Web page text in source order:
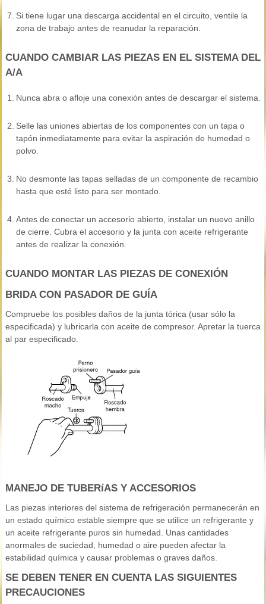
7. Si tiene lugar una descarga accidental en el circuito, ventile la
zona de trabajo antes de reanudar la reparación.
CUANDO CAMBIAR LAS PIEZAS EN EL SISTEMA DEL
A/A
1. Nunca abra o afloje una conexión antes de descargar el sistema.
2. Selle las uniones abiertas de los componentes con un tapa o
tapón inmediatamente para evitar la aspiración de humedad o
polvo.
3. No desmonte las tapas selladas de un componente de recambio
hasta que esté listo para ser montado.
4. Antes de conectar un accesorio abierto, instalar un nuevo anillo
de cierre. Cubra el accesorio y la junta con aceite refrigerante
antes de realizar la conexión.
CUANDO MONTAR LAS PIEZAS DE CONEXIÓN
BRIDA CON PASADOR DE GUÍA
Compruebe los posibles daños de la junta tórica (usar sólo la
especificada) y lubricarla con aceite de compresor. Apretar la tuerca
al par especificado.
MANEJO DE TUBERíAS Y ACCESORIOS
Las piezas interiores del sistema de refrigeración permanecerán en
un estado químico estable siempre que se utilice un refrigerante y
un aceite refrigerante puros sin humedad. Unas cantidades
anormales de suciedad, humedad o aire pueden afectar la
estabilidad química y causar problemas o graves daños.
SE DEBEN TENER EN CUENTA LAS SIGUIENTES
PRECAUCIONES